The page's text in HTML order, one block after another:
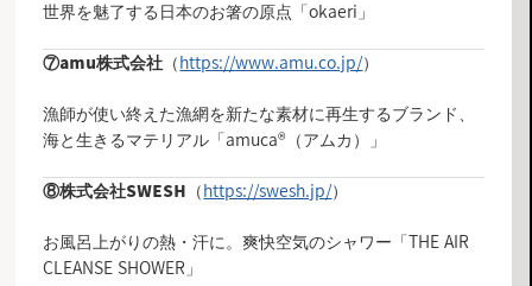
世界を魅了する日本のお箸の原点「okaeri」
⑦amu株式会社 （ https://www.amu.co.jp/）
漁師が使い終えた漁網を新たな素材に再生するブランド、
海と生きるマテリアル「amuca®（アムカ）」
⑧株式会社SWESH （ https://swesh.jp/）
お風呂上がりの熱・汗に。爽快空気のシャワー「THE AIR
CLEANSE SHOWER」